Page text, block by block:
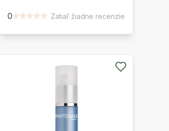
0 Zatiaľ žiadne recenzie